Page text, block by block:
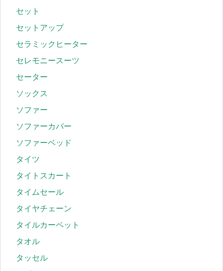
セット
セットアップ
セラミックヒーター
セレモニースーツ
セーター
ソックス
ソファー
ソファーカバー
ソファーベッド
タイツ
タイトスカート
タイムセール
タイヤチェーン
タイルカーペット
タオル
タッセル